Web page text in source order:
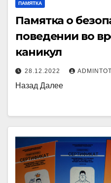
ПАМЯТКА
Памятка о
поведении во
каникул
28.12.2022 ADMINTOT
Назад Далее